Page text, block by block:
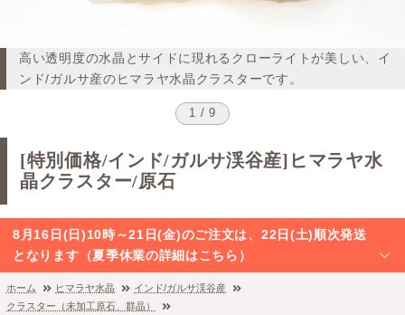
高い透明度の水晶とサイドに現れるクローライトが美しい、イ
ンド/ガルサ産のヒマラヤ水晶クラスターです。
1 / 9
[特別価格/インド/ガルサ渓谷産]ヒマラヤ水
晶クラスター/原石
8月16日(日)10時～21日(金)のご注文は、22日(土)順次発送
となります（夏季休業の詳細はこちら）
ホーム ヒマラヤ水晶
インド/ガルサ渓谷産
クラスター（未加工原石、群晶）